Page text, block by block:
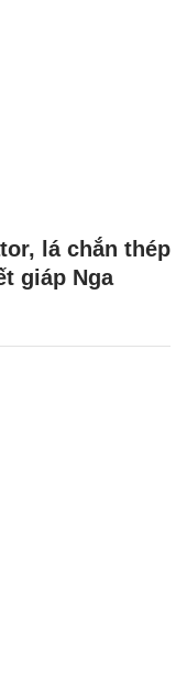
lá chắn thép
giáp Nga